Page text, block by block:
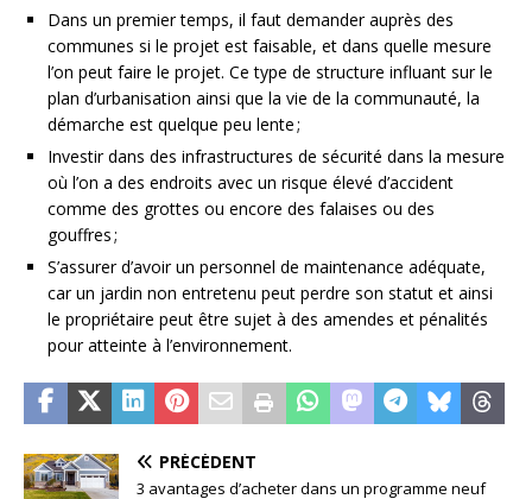
Dans un premier temps, il faut demander auprès des
communes si le projet est faisable, et dans quelle mesure
l’on peut faire le projet. Ce type de structure influant sur le
plan d’urbanisation ainsi que la vie de la communauté, la
démarche est quelque peu lente ;
Investir dans des infrastructures de sécurité dans la mesure
où l’on a des endroits avec un risque élevé d’accident
comme des grottes ou encore des falaises ou des
gouffres ;
S’assurer d’avoir un personnel de maintenance adéquate,
car un jardin non entretenu peut perdre son statut et ainsi
le propriétaire peut être sujet à des amendes et pénalités
pour atteinte à l’environnement.
PRÉCÉDENT
3 avantages d’acheter dans un programme neuf